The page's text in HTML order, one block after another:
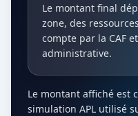
Le montant final
zone, des
compte par la CAF
administrative.
Le montant affiché est
simulation APL utilisé